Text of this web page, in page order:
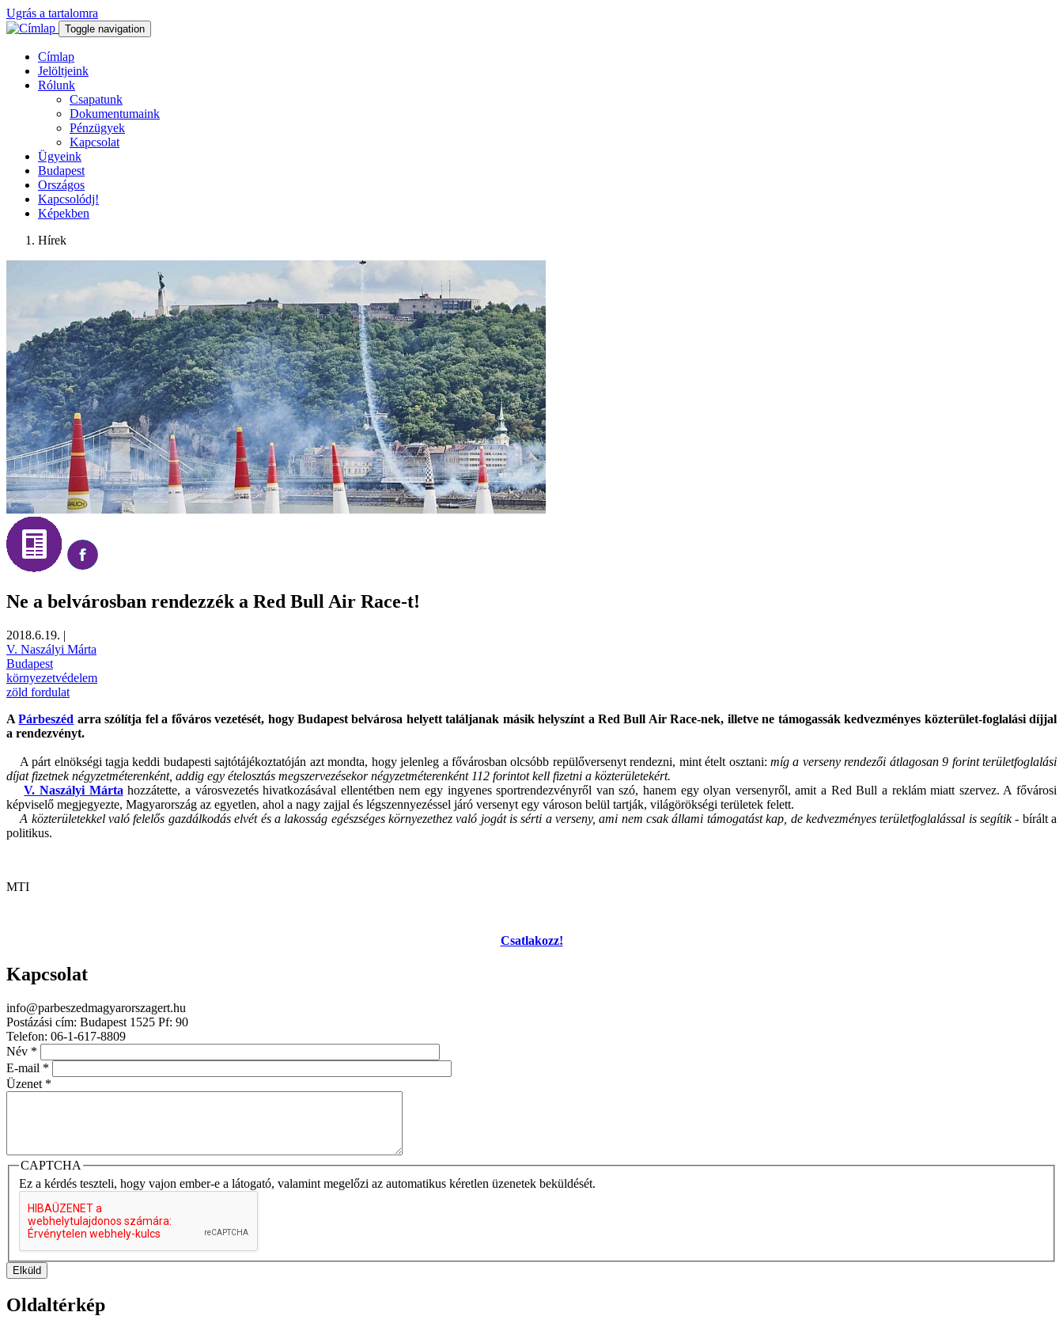
Ugrás a tartalomra
Toggle navigation
Címlap
Jelöltjeink
Rólunk
Csapatunk
Dokumentumaink
Pénzügyek
Kapcsolat
Ügyeink
Budapest
Országos
Kapcsolódj!
Képekben
Hírek
Ne a belvárosban rendezzék a Red Bull Air Race-t!
2018.6.19. |
V. Naszályi Márta
Budapest
környezetvédelem
zöld fordulat
APárbeszéd arra szólítja fel a főváros vezetését, hogy Budapest belvárosa helyett találjanak másik helyszínt a Red Bull Air Race-nek, illetve ne támogassák kedvezményes közterület-foglalási díjjal
a rendezvényt.
A párt elnökségi tagja keddi budapesti sajtótájékoztatóján azt mondta, hogy jelenleg a fővárosban olcsóbb repülőversenyt rendezni, mint ételt osztani: míg a verseny rendezői átlagosan 9 forint területfoglalási
díjat fizetnek négyzetméterenként, addig egy ételosztás megszervezésekor négyzetméterenként 112 forintot kell fizetni a közterületekért.
V. Naszályi Márta hozzátette, a városvezetés hivatkozásával ellentétben nem egy ingyenes sportrendezvényről van szó, hanem egy olyan versenyről, amit a Red Bull a reklám miatt szervez. A fővárosi
képviselő megjegyezte, Magyarország az egyetlen, ahol a nagy zajjal és légszennyezéssel járó versenyt egy városon belül tartják, világörökségi területek felett.
A közterületekkel való felelős gazdálkodás elvét és a lakosság egészséges környezethez való jogát is sérti a verseny, ami nem csak állami támogatást kap, de kedvezményes területfoglalással is segítik- bírált a
politikus.
MTI
Csatlakozz!
Kapcsolat
info@parbeszedmagyarorszagert.hu
Postázási cím: Budapest 1525 Pf: 90
Telefon: 06-1-617-8809
Név *
E-mail *
Üzenet *
CAPTCHA
Ez a kérdés teszteli, hogy vajon ember-e a látogató, valamint megelőzi az automatikus kéretlen üzenetek beküldését.
Elküld
Oldaltérkép